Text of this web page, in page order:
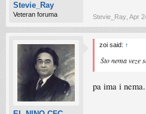
Stevie_Ray
Veteran foruma Stevie_Ray Apr
zoi said: ↑
Što nema veze
pa ima i